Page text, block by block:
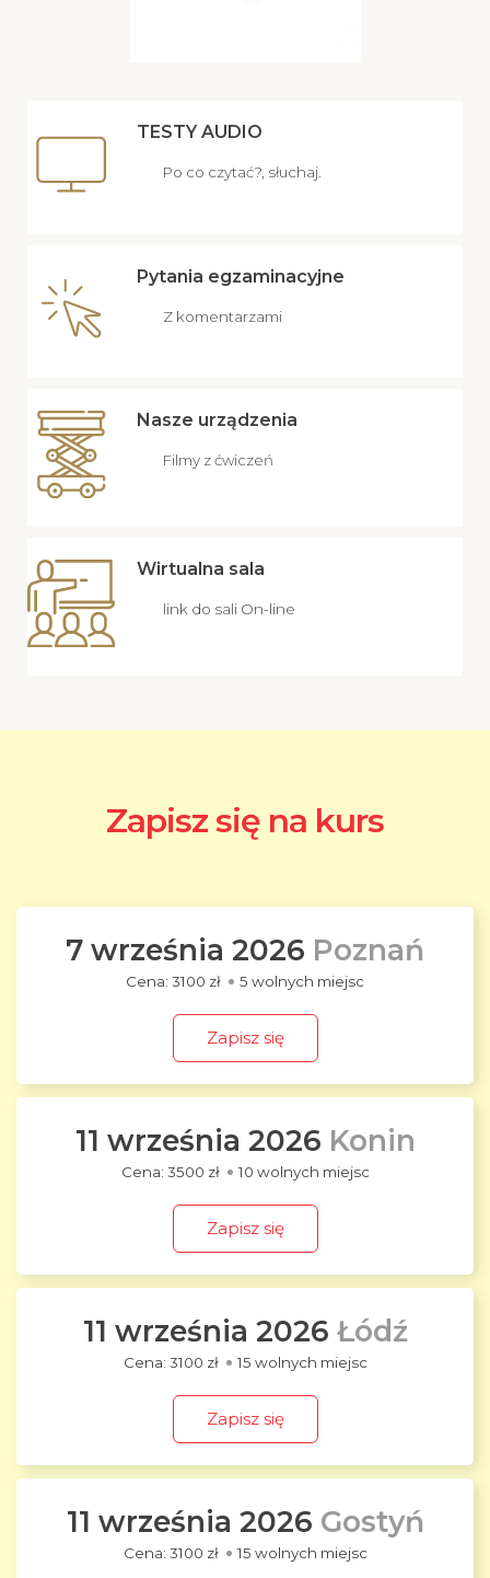
TESTY AUDIO
Po co czytać?, słuchaj.
Pytania egzaminacyjne
Z komentarzami
Nasze urządzenia
Filmy z ćwiczeń
Wirtualna sala
link do sali On-line
Zapisz się na kurs
7 września 2026 Poznań
3100 zł 5 wolnych miejsc
Zapisz się
11 września 2026 Konin
3500 zł 10 wolnych miejsc
Zapisz się
11 września 2026 Łódź
3100 zł 15 wolnych miejsc
Zapisz się
11 września 2026 Gostyń
3100 zł 15 wolnych miejsc